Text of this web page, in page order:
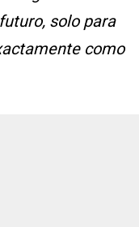
solo para
como